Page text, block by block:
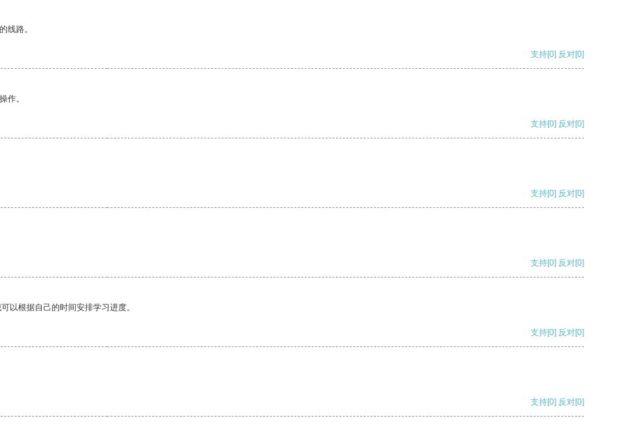
线路。
支持[0] 反对[0]
作。
支持[0] 反对[0]
支持[0] 反对[0]
支持[0] 反对[0]
以根据自己的时间安排学习进度。
支持[0] 反对[0]
支持[0] 反对[0]